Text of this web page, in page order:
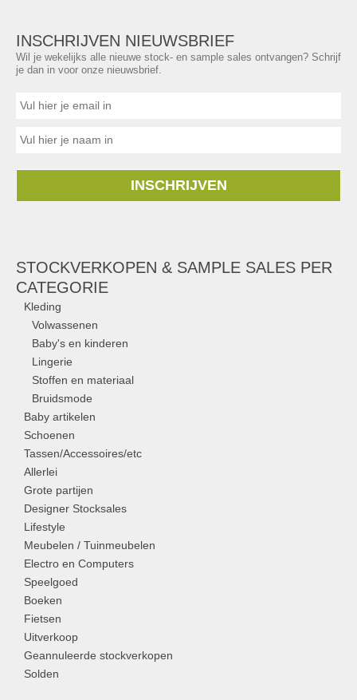
INSCHRIJVEN NIEUWSBRIEF
Wil je wekelijks alle nieuwe stock- en sample sales ontvangen? Schrijf
je dan in voor onze nieuwsbrief.
INSCHRIJVEN
STOCKVERKOPEN & SAMPLE SALES PER
CATEGORIE
Kleding
Volwassenen
Baby's en kinderen
Lingerie
Stoffen en materiaal
Bruidsmode
Baby artikelen
Schoenen
Tassen/Accessoires/etc
Allerlei
Grote partijen
Designer Stocksales
Lifestyle
Meubelen / Tuinmeubelen
Electro en Computers
Speelgoed
Boeken
Fietsen
Uitverkoop
Geannuleerde stockverkopen
Solden